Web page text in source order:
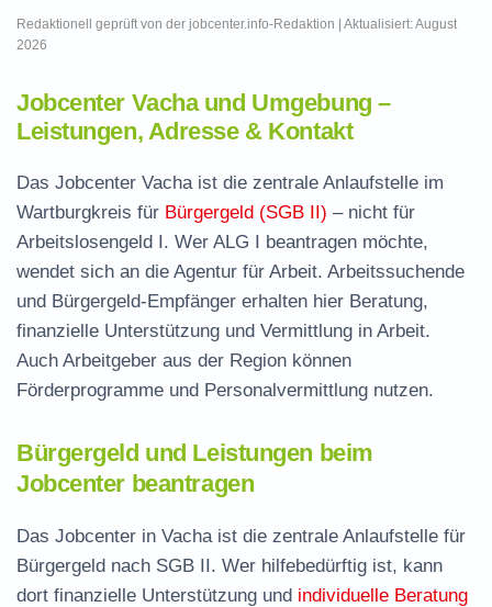
Redaktionell geprüft von der jobcenter.info-Redaktion | Aktualisiert: August
2026
Jobcenter Vacha und Umgebung –
Leistungen, Adresse & Kontakt
Das Jobcenter Vacha ist die zentrale Anlaufstelle im
Wartburgkreis für Bürgergeld (SGB II) – nicht für
Arbeitslosengeld I. Wer ALG I beantragen möchte,
wendet sich an die Agentur für Arbeit. Arbeitssuchende
und Bürgergeld-Empfänger erhalten hier Beratung,
finanzielle Unterstützung und Vermittlung in Arbeit.
Auch Arbeitgeber aus der Region können
Förderprogramme und Personalvermittlung nutzen.
Bürgergeld und Leistungen beim
Jobcenter beantragen
Das Jobcenter in Vacha ist die zentrale Anlaufstelle für
Bürgergeld nach SGB II. Wer hilfebedürftig ist, kann
dort finanzielle Unterstützung und individuelle Beratung